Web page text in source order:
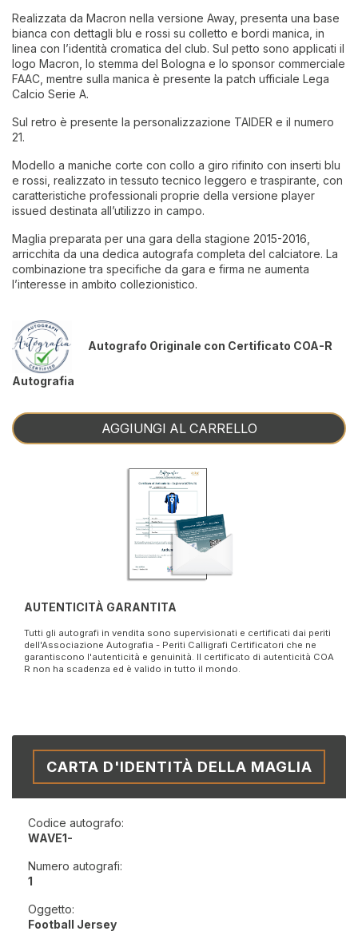
Realizzata da Macron nella versione Away, presenta una base
bianca con dettagli blu e rossi su colletto e bordi manica, in
linea con l’identità cromatica del club. Sul petto sono applicati il
logo Macron, lo stemma del Bologna e lo sponsor commerciale
FAAC, mentre sulla manica è presente la patch ufficiale Lega
Calcio Serie A.
Sul retro è presente la personalizzazione TAIDER e il numero
21.
Modello a maniche corte con collo a giro rifinito con inserti blu
e rossi, realizzato in tessuto tecnico leggero e traspirante, con
caratteristiche professionali proprie della versione player
issued destinata all’utilizzo in campo.
Maglia preparata per una gara della stagione 2015-2016,
arricchita da una dedica autografa completa del calciatore. La
combinazione tra specifiche da gara e firma ne aumenta
l’interesse in ambito collezionistico.
Autografo Originale con Certificato COA-R
Autografia
AGGIUNGI AL CARRELLO
AUTENTICITÀ GARANTITA
Tutti gli autografi in vendita sono supervisionati e certificati dai periti
dell'Associazione Autografia - Periti Calligrafi Certificatori che ne
garantiscono l'autenticità e genuinità. Il certificato di autenticità COA
R non ha scadenza ed è valido in tutto il mondo.
CARTA D'IDENTITÀ DELLA MAGLIA
Codice autografo:
WAVE1-
Numero autografi:
1
Oggetto:
Football Jersey